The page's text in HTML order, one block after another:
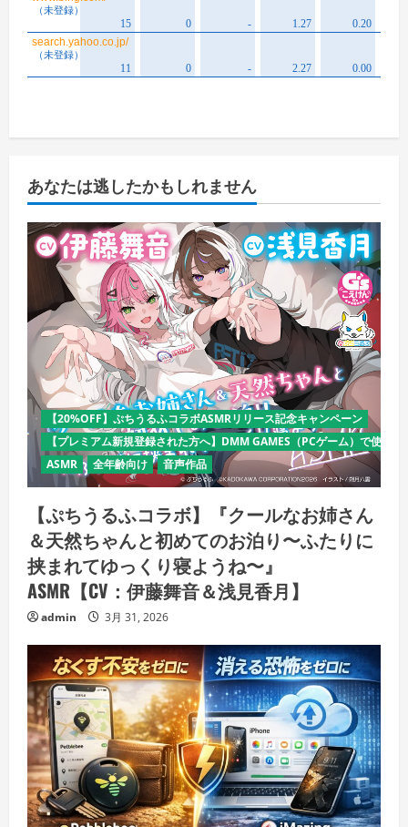
あなたは逃したかもしれません
【20%OFF】ぷちうるふコラボASMRリリース記念キャンペーン
【プレミアム新規登録された方へ】DMM GAMES（PCゲーム）で使え
ASMR
全年齢向け 音声作品
【ぷちうるふコラボ】『クールなお姉さん
＆天然ちゃんと初めてのお泊り〜ふたりに
挟まれてゆっくり寝ようね〜』
ASMR【CV：伊藤舞音＆浅見香月】
admin 3月 31, 2026